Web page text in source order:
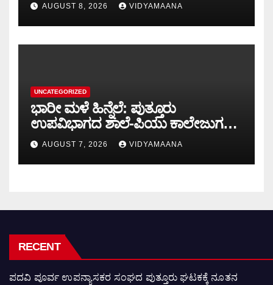
AUGUST 8, 2026 VIDYAMAANA
UNCATEGORIZED
ಭಾರೀ ಮಳೆ ಹಿನ್ನೆಲೆ: ಪುತ್ತೂರು
ಉಪವಿಭಾಗದ ಶಾಲೆ-ಪಿಯು ಕಾಲೇಜುಗಳಿಗೆ
ನಾಳೆ ರಜೆ..!!
AUGUST 7, 2026 VIDYAMAANA
RECENT
ಪದವಿ ಪೂರ್ವ ಉಪನ್ಯಾಸಕರ ಸಂಘದ ಪುತ್ತೂರು ಘಟಕಕ್ಕೆ ನೂತನ